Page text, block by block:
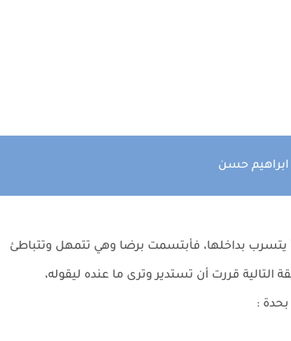
ابراهيم حسن
بداخلها، فأبتسمت برضا وهي تتمهل وتتباطئ
التالية قررت أن تستدير وترى ما عنده ليقوله،
: